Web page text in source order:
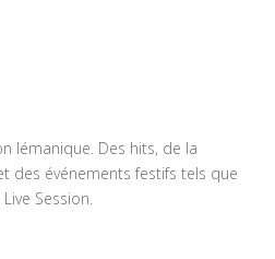
lémanique. Des hits, de la
des événements festifs tels que
Session.